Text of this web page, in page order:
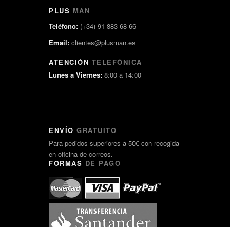
PLUS MAN
Teléfono: (+34) 91 883 68 66
Email: clientes@plusman.es
ATENCIÓN TELEFÓNICA
Lunes a Viernes: 8:00 a 14:00
ENVÍO GRATUITO
Para pedidos superiores a 50€ con recogida
en oficina de correos.
FORMAS DE PAGO